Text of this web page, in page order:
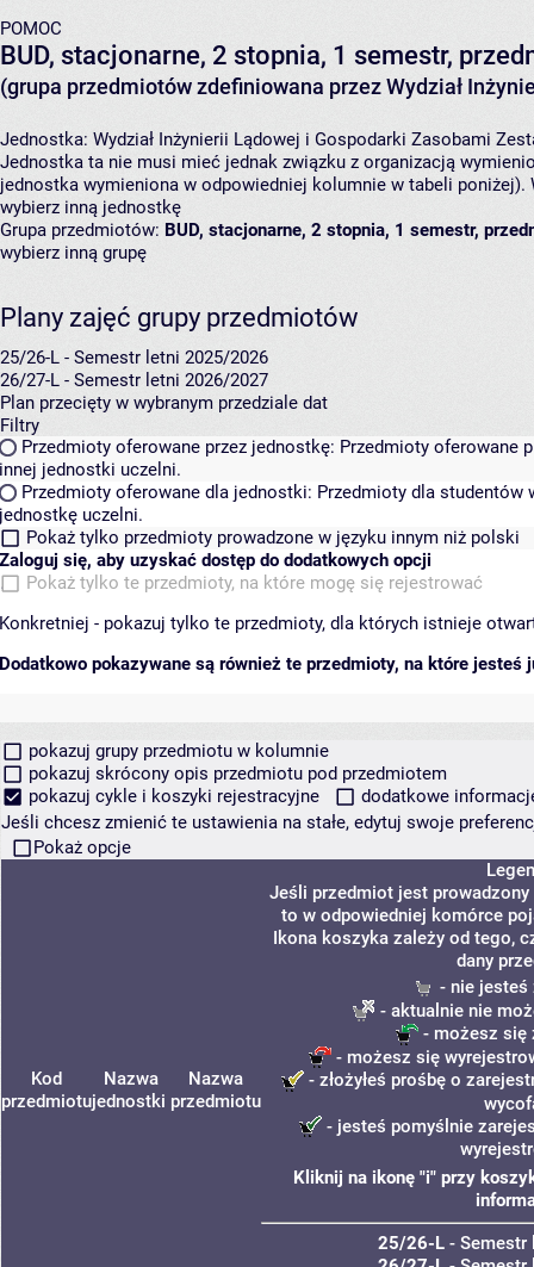
POMOC
BUD, stacjonarne, 2 stopnia, 1 semestr,
(grupa przedmiotów zdefiniowana przez Wydział
Jednostka: Wydział Inżynierii Lądowej i Gospodarki Zasobami
Jednostka ta nie musi mieć jednak związku z organizacją
jednostka wymieniona w odpowiedniej kolumnie w tabeli
wybierz inną jednostkę
Grupa przedmiotów: BUD, stacjonarne, 2 stopnia, 1 semestr,
wybierz inną grupę
Plany zajęć grupy przedmiotów
25/26-L - Semestr letni 2025/2026
26/27-L - Semestr letni 2026/2027
Plan przecięty w wybranym przedziale dat
Filtry
Przedmioty oferowane przez jednostkę: Przedmioty oferowane
innej jednostki uczelni.
Przedmioty oferowane dla jednostki: Przedmioty dla studentów
jednostkę uczelni.
Pokaż tylko przedmioty prowadzone w języku innym niż polski
Zaloguj się, aby uzyskać dostęp do dodatkowych opcji
Pokaż tylko te przedmioty, na które mogę się rejestrować
Konkretniej - pokazuj tylko te przedmioty, dla których istnieje
Dodatkowo pokazywane są również te przedmioty, na które jesteś
pokazuj grupy przedmiotu w kolumnie
pokazuj skrócony opis przedmiotu pod przedmiotem
pokazuj cykle i koszyki rejestracyjne
dodatkowe
Jeśli chcesz zmienić te ustawienia na stałe, edytuj swoje
Pokaż opcje
Kod
przedmiotu
Nazwa
jednostki
Nazwa
przedmiotu
Jeśli przedmiot jest prowadzony
to w odpowiedniej komórce
Ikona koszyka zależy od tego,
dany
- nie jesteś
- aktualnie nie
- możesz się
- możesz się
- złożyłeś prośbę o
- jesteś pomyślnie
Kliknij na ikonę "i" przy
25/26-L- Semestr